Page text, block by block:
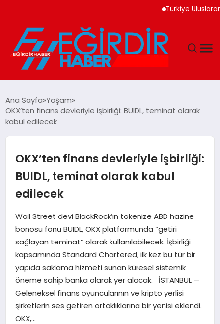
Türkiye Uluslararası
EĞITIM
MAGAZIN
SIYASET
SPOR
TEKNOLOJI
YAŞAM
Ana Sayfa Yaşam
OKX’ten finans devleriyle işbirliği: BUIDL, teminat olarak
kabul edilecek
OKX’ten finans devleriyle işbirliği:
BUIDL, teminat olarak kabul
edilecek
Wall Street devi BlackRock’ın tokenize ABD hazine
bonosu fonu BUIDL, OKX platformunda “getiri
sağlayan teminat” olarak kullanılabilecek. İşbirliği
kapsamında Standard Chartered, ilk kez bu tür bir
yapıda saklama hizmeti sunan küresel sistemik
öneme sahip banka olarak yer alacak. İSTANBUL —
Geleneksel finans oyuncularının ve kripto yerlisi
şirketlerin ses getiren ortaklıklarına bir yenisi eklendi.
OKX,…